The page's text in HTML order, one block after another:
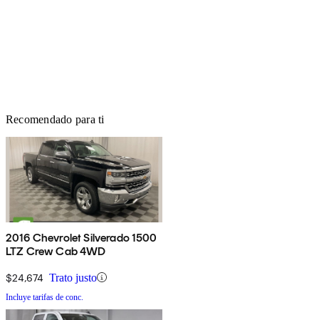
Recomendado para ti
2016 Chevrolet Silverado 1500
LTZ Crew Cab 4WD
$24,674 Trato justo
Incluye tarifas de conc.